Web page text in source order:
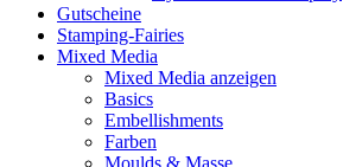
Gutscheine
Stamping-Fairies
Mixed Media
Mixed Media anzeigen
Basics
Embellishments
Farben
Moulds & Masse